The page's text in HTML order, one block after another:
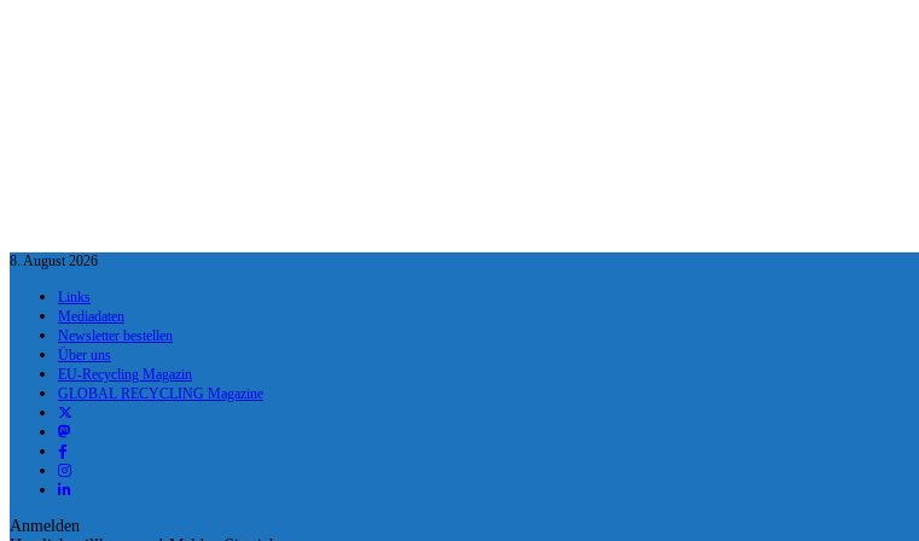
8. August 2026
Links
Mediadaten
Newsletter bestellen
Über uns
EU-Recycling Magazin
GLOBAL RECYCLING Magazine
Anmelden